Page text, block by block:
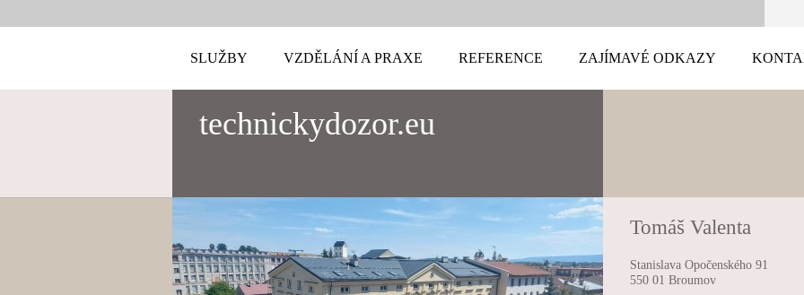
SLUŽBY VZDĚLÁNÍ A PRAXE REFERENCE ZAJÍMAVÉ ODKAZY
technickydozor.eu
Tomáš Valenta
Stanislava Opočenského 91
550 01 Broumov